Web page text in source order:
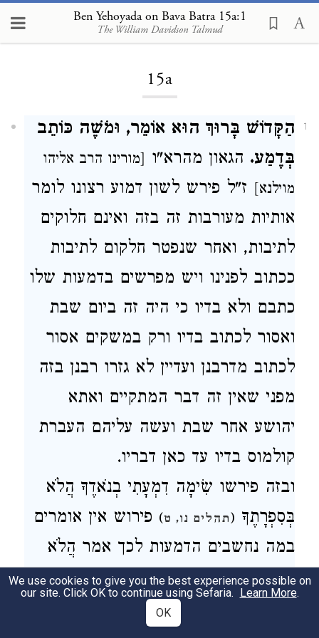
Ben Yehoyada on Bava Batra 15a:1
The William Davidson Talmud
Loading...
15a
1
הַקָּדוֹשׁ בָּרוּךְ הוּא אוֹמֵר, וּמֹשֶׁה כּוֹתֵב
בְּדֶמַע. הגאון מהרא"ו [מורינו הרב אליהו
מוילנא] ז"ל פירש לשון דמוע רצונו לומר
אותיות מעורבות זה בזה ואינם חלוקים
לתיבות, ואחר שנפטר חלקום לתיבות
ככתוב לפנינו ויש מפרשים בדמעות שלו
כתבם ולא בדיו כי היה זה ביום שבת
ואסור לכתוב בדיו ורק במשקים אסור
לכתוב מדרבנן ועדיין לא גזרו רבנן בזה
מפני שאין זה דבר המתקיים ואתא
יהושע אחר שבת ועשה עליהם העברת
קולמוס בדיו עד כאן דבריו.
ובזה פירשו שִׂימָה דִמְעָתִי בְנֹאדֶךָ הֲלֹא
בְּסִפְרָתֶךָ (תהלים נו, ט) פירוש אין אומרים
במה נחשבים הדמעות לכך אמר הֲלֹא
בְּסִפְרָתֶךָ ספר תורה שנכתב סופו בדמעות
We use cookies to give you the best experience possible on
our site. Click OK to continue using Sefaria. Learn More.
OK